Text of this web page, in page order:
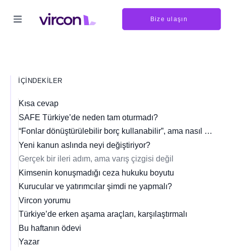
Bize ulaşın
İÇINDEKILER
Kısa cevap
SAFE Türkiye’de neden tam oturmadı?
“Fonlar dönüştürülebilir borç kullanabilir”, ama nasıl olduğunu kimse bilmiyordu
Yeni kanun aslında neyi değiştiriyor?
Gerçek bir ileri adım, ama varış çizgisi değil
Kimsenin konuşmadığı ceza hukuku boyutu
Kurucular ve yatırımcılar şimdi ne yapmalı?
Vircon yorumu
Türkiye’de erken aşama araçları, karşılaştırmalı
Bu haftanın ödevi
Yazar